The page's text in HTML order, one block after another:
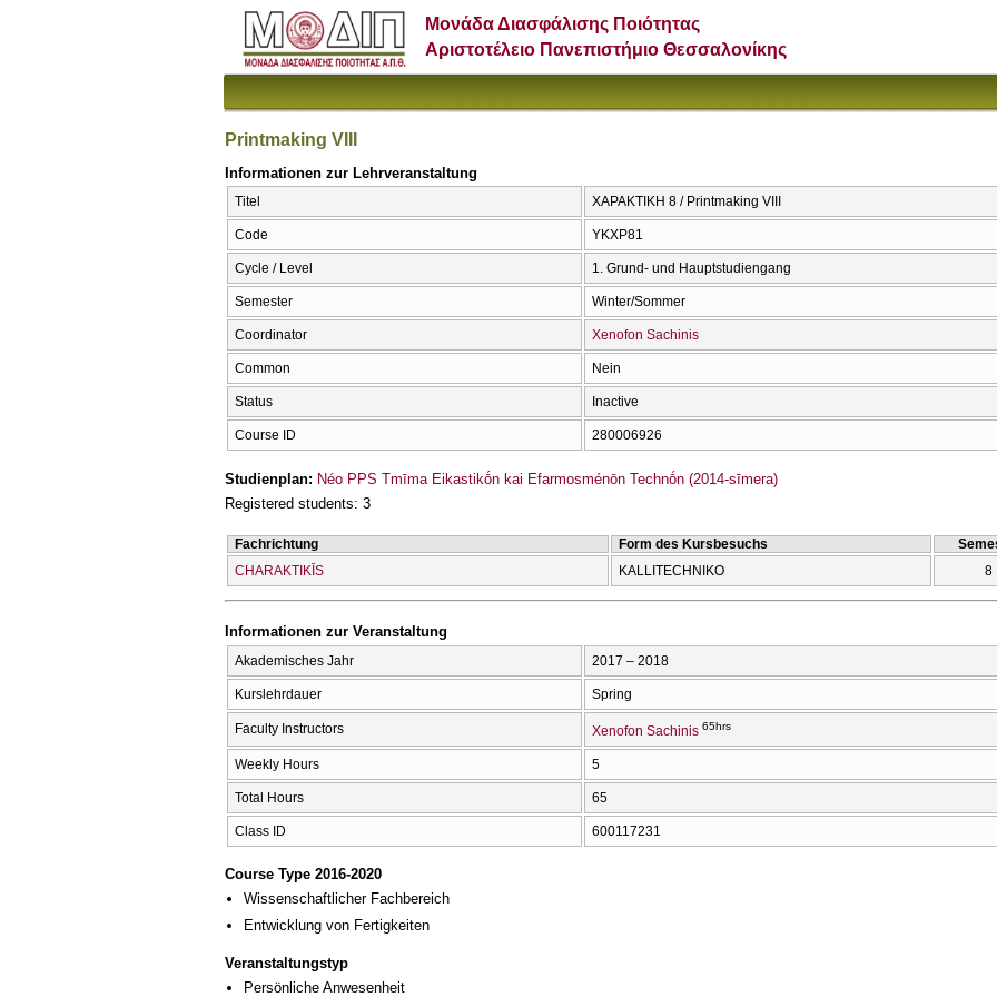
Μονάδα Διασφάλισης Ποιότητας
Αριστοτέλειο Πανεπιστήμιο Θεσσαλονίκης
Printmaking VIII
Informationen zur Lehrveranstaltung
Titel ΧΑΡΑΚΤΙΚΗ 8 / Printmaking VIII
Code ΥΚΧΡ81
Cycle / Level 1. Grund- und Hauptstudiengang
Semester Winter/Sommer
Coordinator Xenofon Sachinis
Common Nein
Status Inactive
Course ID 280006926
Studienplan: Néo PPS Tmīma Eikastikṓn kai Efarmosménōn Technṓn (2014-sīmera)
Registered students: 3
Fachrichtung Form des Kursbesuchs
CΗARAKTIKĪS
KALLITECΗNIKO 8
Informationen zur Veranstaltung
Akademisches Jahr 2017 – 2018
Kurslehrdauer Spring
Faculty Instructors Xenofon Sachinis 65hrs
Weekly Hours 5
Total Hours 65
Class ID 600117231
Course Type 2016-2020
Wissenschaftlicher Fachbereich
Entwicklung von Fertigkeiten
Veranstaltungstyp
Persönliche Anwesenheit